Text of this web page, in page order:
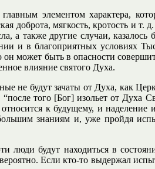
элементом характера,
доброта, мягкость, кротость и
а также другие случаи,
и в благоприятных условиях
может быть в опасности
влияние святого Духа.
не будут зачаты от Духа, как
“после того [Бог] изольет от
относится к будущему, и
знаниям и, уже пройдя
люди будут находиться в
Если кто-то выдержал